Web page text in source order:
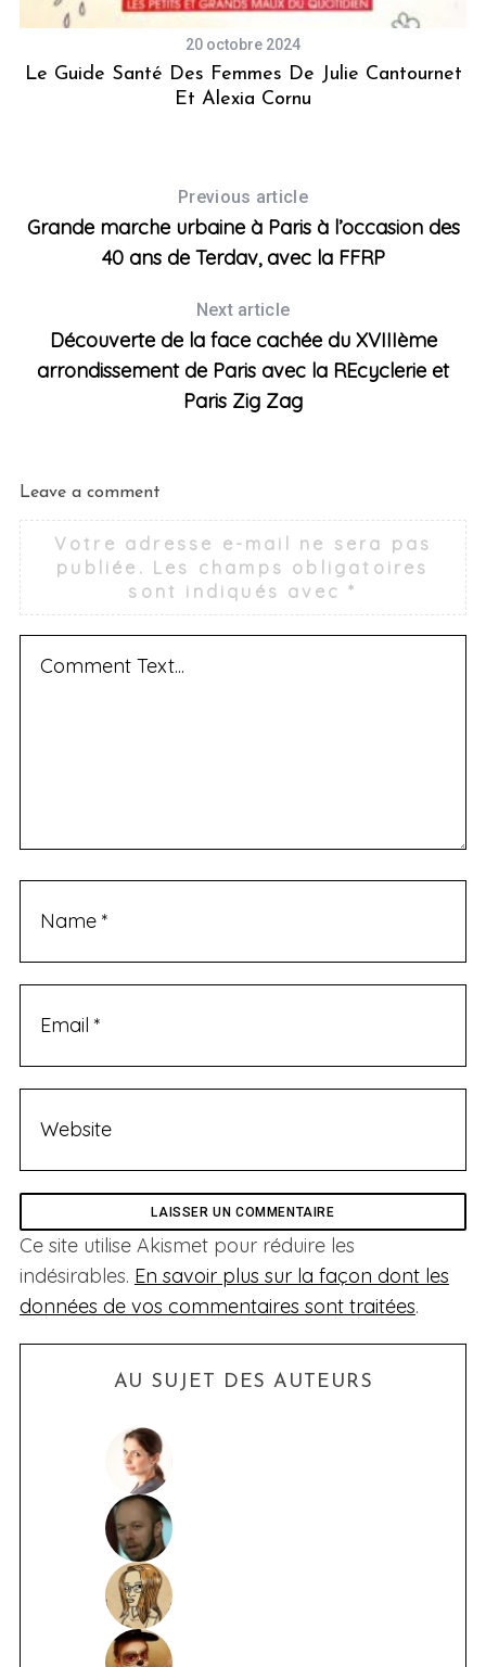
20 octobre 2024
Le Guide Santé Des Femmes De Julie Cantournet
Et Alexia Cornu
Previous article
Grande marche urbaine à Paris à l’occasion des
40 ans de Terdav, avec la FFRP
Next article
Découverte de la face cachée du XVIIIème
arrondissement de Paris avec la REcyclerie et
Paris Zig Zag
Leave a comment
Votre adresse e-mail ne sera pas
publiée. Les champs obligatoires
sont indiqués avec*
Ce site utilise Akismet pour réduire les
indésirables. En savoir plus sur la façon dont les
données de vos commentaires sont traitées.
AU SUJET DES AUTEURS